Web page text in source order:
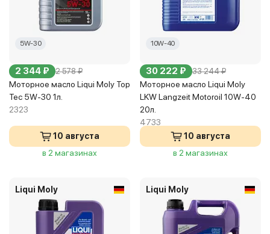
5W-30
2 344 ₽ 2 578 ₽
Моторное масло Liqui Moly Top
Tec 5W-30 1л.
2323
10 августа
в 2 магазинах
10W-40
30 222 ₽ 33 244 ₽
Моторное масло Liqui Moly
LKW Langzeit Motoroil 10W-40
20л.
4733
10 августа
в 2 магазинах
Liqui Moly Liqui Moly